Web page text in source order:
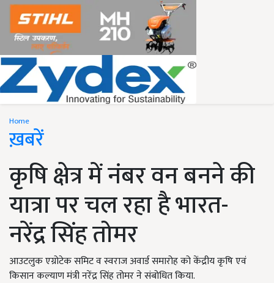
Home
ख़बरें
कृषि क्षेत्र में नंबर वन बनने की
यात्रा पर चल रहा है भारत-
नरेंद्र सिंह तोमर
आउटलुक एग्रोटेक समिट व स्वराज अवार्ड समारोह को केंद्रीय कृषि एवं
किसान कल्याण मंत्री नरेंद्र सिंह तोमर ने संबोधित किया.